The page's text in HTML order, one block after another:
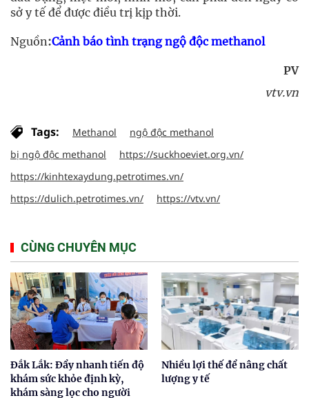
sở y tế để được điều trị kịp thời.
Nguồn:Cảnh báo tình trạng ngộ độc methanol
PV
vtv.vn
Tags: Methanol
ngộ độc methanol
bị ngộ độc methanol
https://suckhoeviet.org.vn/
https://kinhtexaydung.petrotimes.vn/
https://dulich.petrotimes.vn/
https://vtv.vn/
CÙNG CHUYÊN MỤC
Đắk Lắk: Đẩy nhanh tiến độ
khám sức khỏe định kỳ,
khám sàng lọc cho người
Nhiều lợi thế để nâng chất
lượng y tế